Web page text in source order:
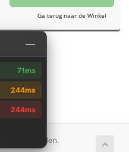
Ga terug naar de Winkel
voorbehouden.
—
71ms
244ms
244ms